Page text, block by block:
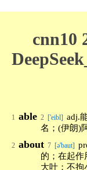
cnn10
1 able 2 ['eibl] adj.
名；(伊朗)
2 about 7 [ə'baut]
的；在起作
大叶；不拘